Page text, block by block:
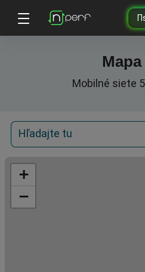
Mapa
Mobilné siete
+
−